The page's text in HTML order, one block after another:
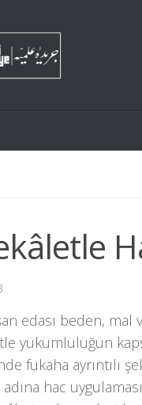
edası beden, mal
yükümlülüğün
fukaha ayrıntılı
hac